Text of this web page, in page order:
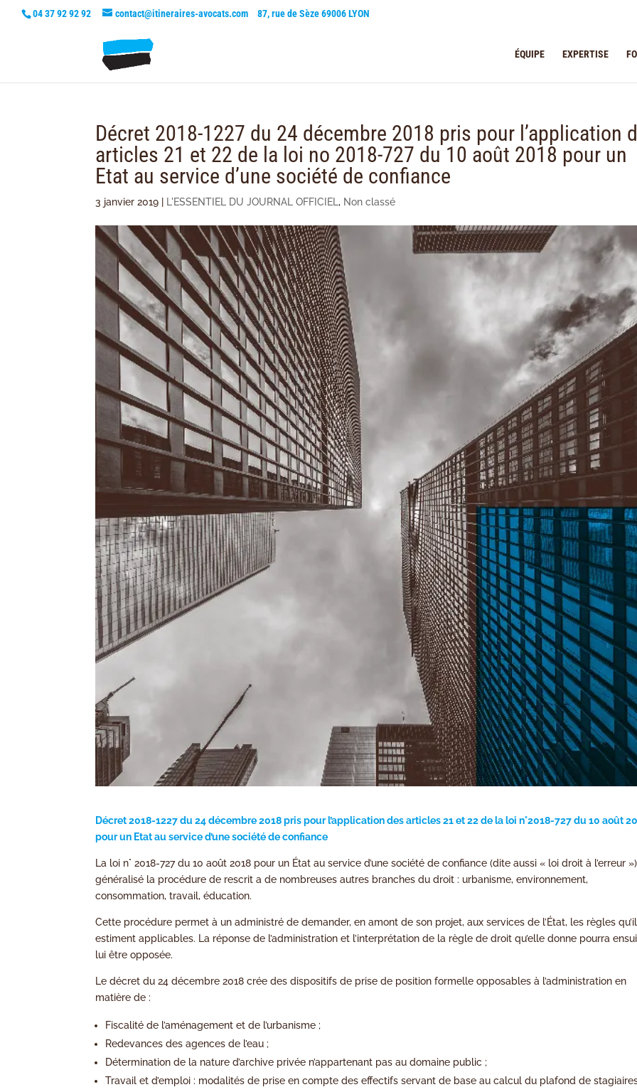
04 37 92 92 92 contact@itineraires-avocats.com 87, rue de Sèze 69006 LYON
ÉQUIPE EXPERTISE
Décret 2018-1227 du 24 décembre 2018 pris pour l’application
articles 21 et 22 de la loi no 2018-727 du 10 août 2018 pour un
Etat au service d’une société de confiance
3 janvier 2019 L'ESSENTIEL DU JOURNAL OFFICIEL, Non classé
Décret2018-1227 du 24 décembre 2018 pris pour l’application des articles 21 et 22 de la loi n°2018-727 du 10 août
pour un Etat au service d’une société de confiance
La loi n° 2018-727 du 10 août 2018 pour un État au service d’une société de confiance (dite aussi « loi droit à l’erreur
généralisé la procédure de rescrit a de nombreuses autres branches du droit : urbanisme, environnement,
consommation, travail, éducation.
Cette procédure permet à un administré de demander, en amont de son projet, aux services de l’État, les règles
estiment applicables. La réponse de l’administration et l’interprétation de la règle de droit qu’elle donne pourra
lui être opposée.
Le décret du 24 décembre 2018 crée des dispositifs de prise de position formelle opposables à l’administration en
matière de :
Fiscalité de l’aménagement et de l’urbanisme ;
Redevances des agences de l’eau ;
Détermination de la nature d’archive privée n’appartenant pas au domaine public ;
Travail et d’emploi : modalités de prise en compte des effectifs servant de base au calcul du plafond de